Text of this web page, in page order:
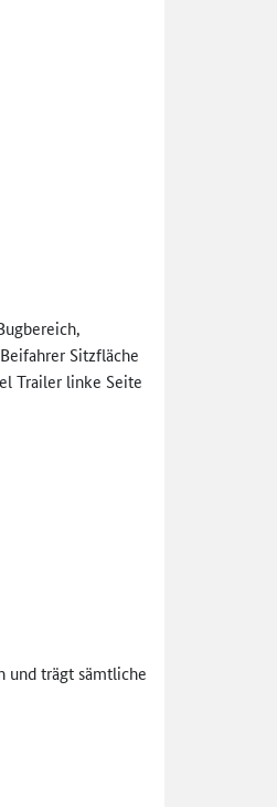
Sitzfläche
Trailer linke Seite
und trägt sämtliche